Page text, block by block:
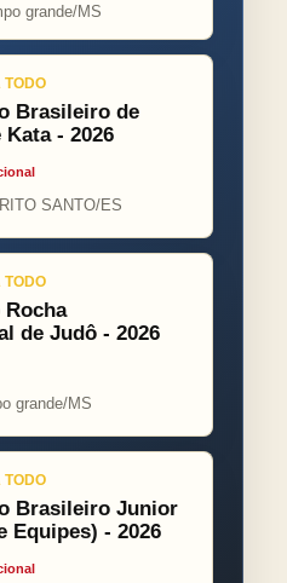
grande/MS
TODO
Brasileiro de
Kata - 2026
SANTO/ES
TODO
Rocha
de Judô - 2026
grande/MS
TODO
Brasileiro Junior
Equipes) - 2026